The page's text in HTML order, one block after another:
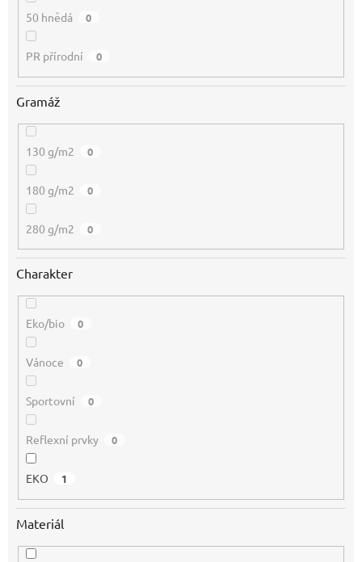
50 hnědá 0
PR přírodní 0
Gramáž
130 g/m2 0
180 g/m2 0
280 g/m2 0
Charakter
Eko/bio 0
Vánoce 0
Sportovní 0
Reflexní prvky 0
EKO 1
Materiál